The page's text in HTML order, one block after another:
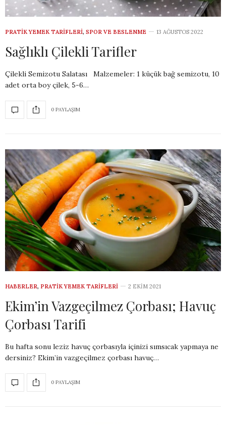
PRATIK YEMEK TARIFLERI, SPOR VE BESLENME 13 AĞUSTOS 2022
Sağlıklı Çilekli Tarifler
Çilekli Semizotu Salatası Malzemeler: 1 küçük bağ semizotu, 10
adet orta boy çilek, 5-6…
0 PAYLAŞIM
HABERLER, PRATIK YEMEK TARIFLERI 2 EKIM 2021
Ekim’in Vazgeçilmez Çorbası; Havuç
Çorbası Tarifi
Bu hafta sonu leziz havuç çorbasıyla içinizi sımsıcak yapmaya ne
dersiniz? Ekim’in vazgeçilmez çorbası havuç…
0 PAYLAŞIM